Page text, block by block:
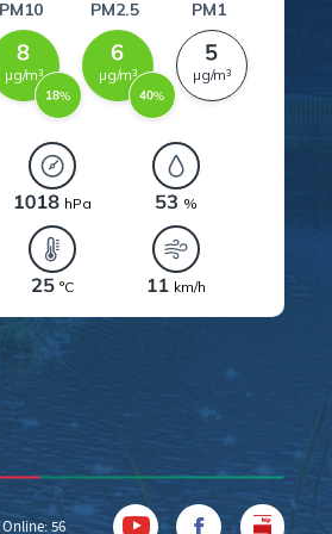
Online: 56